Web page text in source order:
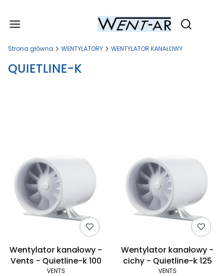
Otwórz
Strona główna WENTYLATORY WENTYLATOR KANAŁOWY
QUIETLINE-K
Wentylator kanałowy -
Vents - Quietline-k 100
VENTS
Wentylator kanałowy -
cichy - Quietline-k 125
VENTS